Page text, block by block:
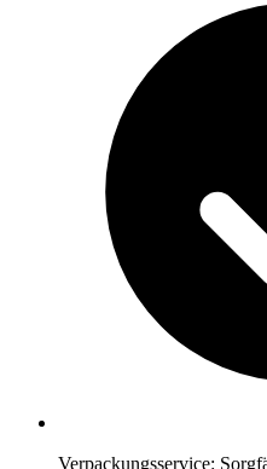
Verpackungsservice: